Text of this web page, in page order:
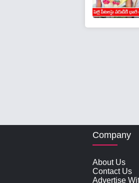
Company
About Us
Contact Us
Advertise